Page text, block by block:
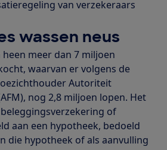
van verzekeraars
wassen neus
meer dan 7 miljoen
waarvan er volgens de
Autoriteit
nog 2,8 miljoen lopen. Het
of
aan een hypotheek, bedoeld
die hypotheek of als aanvulling